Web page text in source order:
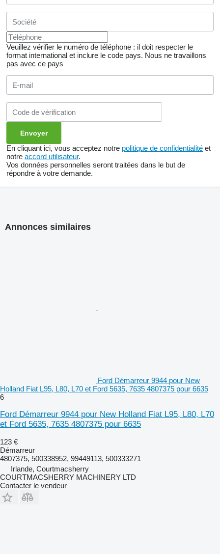
Veuillez vérifier le numéro de téléphone : il doit respecter le
format international et inclure le code pays. Nous ne travaillons
pas avec ce pays
En cliquant ici, vous acceptez notre politique de confidentialité et
notre accord utilisateur.
Vos données personnelles seront traitées dans le but de
répondre à votre demande.
Annonces similaires
Ford Démarreur 9944 pour New
Holland Fiat L95, L80, L70 et Ford 5635, 7635 4807375 pour 6635
6
Ford Démarreur 9944 pour New Holland Fiat L95, L80, L70
et Ford 5635, 7635 4807375 pour 6635
123 €
Démarreur
4807375, 500338952, 99449113, 500333271
Irlande, Courtmacsherry
COURTMACSHERRY MACHINERY LTD
Contacter le vendeur